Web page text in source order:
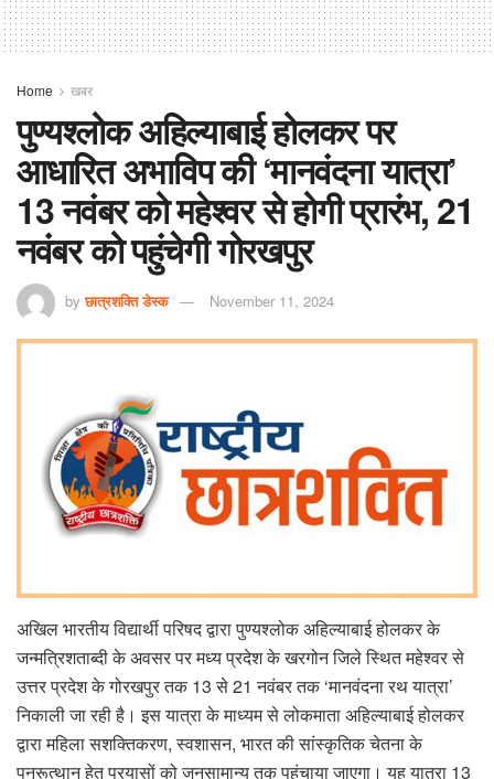
Home खबर
पुण्यश्लोक अहिल्याबाई होलकर पर
आधारित अभाविप की ‘मानवंदना यात्रा’
13 नवंबर को महेश्वर से होगी प्रारंभ, 21
नवंबर को पहुंचेगी गोरखपुर
by छात्रशक्ति डेस्क November 11, 2024
अखिल भारतीय विद्यार्थी परिषद द्वारा पुण्यश्लोक अहिल्याबाई होलकर के
जन्मत्रिशताब्दी के अवसर पर मध्य प्रदेश के खरगोन जिले स्थित महेश्वर से
उत्तर प्रदेश के गोरखपुर तक 13 से 21 नवंबर तक ‘मानवंदना रथ यात्रा’
निकाली जा रही है। इस यात्रा के माध्यम से लोकमाता अहिल्याबाई होलकर
द्वारा महिला सशक्तिकरण, स्वशासन, भारत की सांस्कृतिक चेतना के
पुनरूत्थान हेतु प्रयासों को जनसामान्य तक पहुंचाया जाएगा। यह यात्रा 13